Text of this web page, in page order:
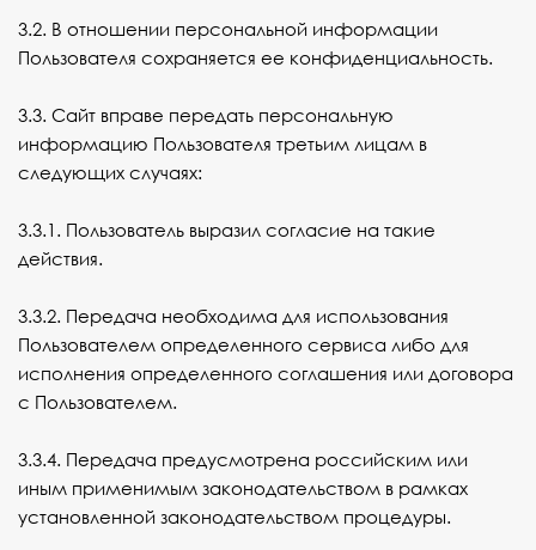
3.2. В отношении персональной информации
Пользователя сохраняется ее конфиденциальность.
3.3. Сайт вправе передать персональную
информацию Пользователя третьим лицам в
следующих случаях:
3.3.1. Пользователь выразил согласие на такие
действия.
3.3.2. Передача необходима для использования
Пользователем определенного сервиса либо для
исполнения определенного соглашения или договора
с Пользователем.
3.3.4. Передача предусмотрена российским или
иным применимым законодательством в рамках
установленной законодательством процедуры.